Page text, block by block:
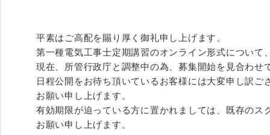
平素はご高配を賜り厚く御礼申し上げます。
第一種電気工事士定期講習のオンライン形式につい
現在、所管行政庁と調整中の為、募集開始を見合わせ
日程公開をお待ち頂いているお客様には大変申し訳
お願い申し上げます。
有効期限が迫っている方に置かれましては、既存の
お願い申し上げます。